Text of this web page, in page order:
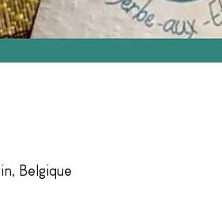
Belgique